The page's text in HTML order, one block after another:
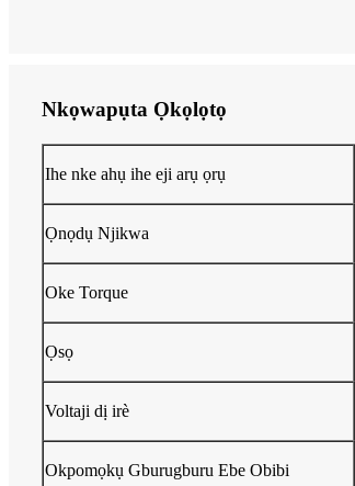
Nkọwapụta Ọkọlọtọ
Ihe nke ahụ ihe eji arụ ọrụ
Ọnọdụ Njikwa
Oke Torque
Ọsọ
Voltaji dị irè
Okpomọkụ Gburugburu Ebe Obibi